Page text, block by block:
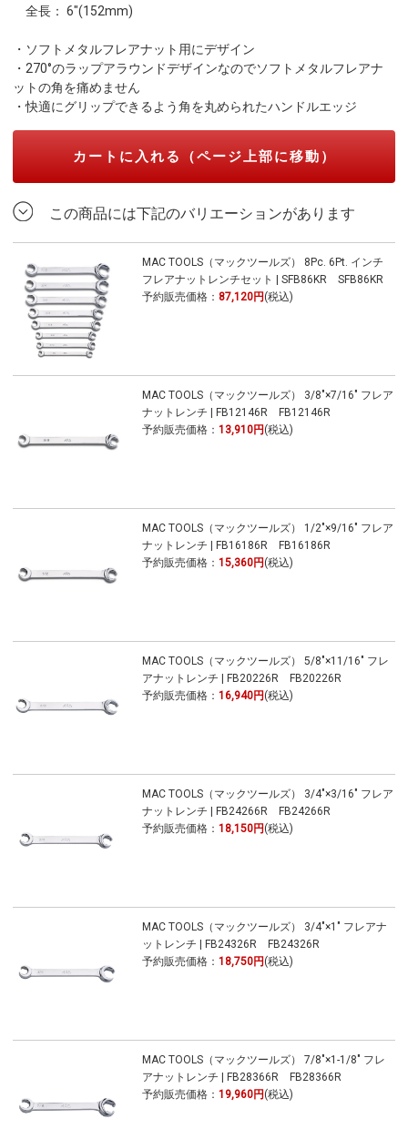
全長： 6"(152mm)
・ソフトメタルフレアナット用にデザイン
・270°のラップアラウンドデザインなのでソフトメタルフレアナ
ットの角を痛めません
・快適にグリップできるよう角を丸められたハンドルエッジ
カートに入れる（ページ上部に移動）
この商品には下記のバリエーションがあります
MAC TOOLS（マックツールズ） 8Pc. 6Pt. インチ
フレアナットレンチセット | SFB86KR SFB86KR
予約販売価格： 87,120円 (税込)
MAC TOOLS（マックツールズ） 3/8"×7/16" フレア
ナットレンチ | FB12146R FB12146R
予約販売価格： 13,910円 (税込)
MAC TOOLS（マックツールズ） 1/2"×9/16" フレア
ナットレンチ | FB16186R FB16186R
予約販売価格： 15,360円 (税込)
MAC TOOLS（マックツールズ） 5/8"×11/16" フレ
アナットレンチ | FB20226R FB20226R
予約販売価格： 16,940円 (税込)
MAC TOOLS（マックツールズ） 3/4"×3/16" フレア
ナットレンチ | FB24266R FB24266R
予約販売価格： 18,150円 (税込)
MAC TOOLS（マックツールズ） 3/4"×1" フレアナ
ットレンチ | FB24326R FB24326R
予約販売価格： 18,750円 (税込)
MAC TOOLS（マックツールズ） 7/8"×1-1/8" フレ
アナットレンチ | FB28366R FB28366R
予約販売価格： 19,960円 (税込)